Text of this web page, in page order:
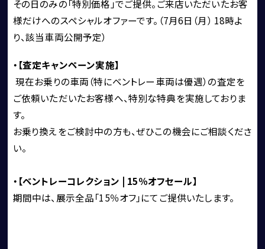
CORNES SELECTION 認定中古車
買取・査定
その日のみの「特別価格」でご提供。ご来店いただいたお客
様だけへのスペシャルオファーです。（7月6日（月） 18時よ
り、該当車両公開予定）
・【査定キャンペーン実施】
現在お乗りの車両（特にベントレー車両は優遇）の査定を
ご依頼いただいたお客様へ、特別な特典を実施しておりま
す。
お乗り換えをご検討中の方も、ぜひこの機会にご相談くださ
い。
・【ベントレーコレクション | 15％オフセール】
期間中は、展示全品「15％オフ」にてご提供いたします。